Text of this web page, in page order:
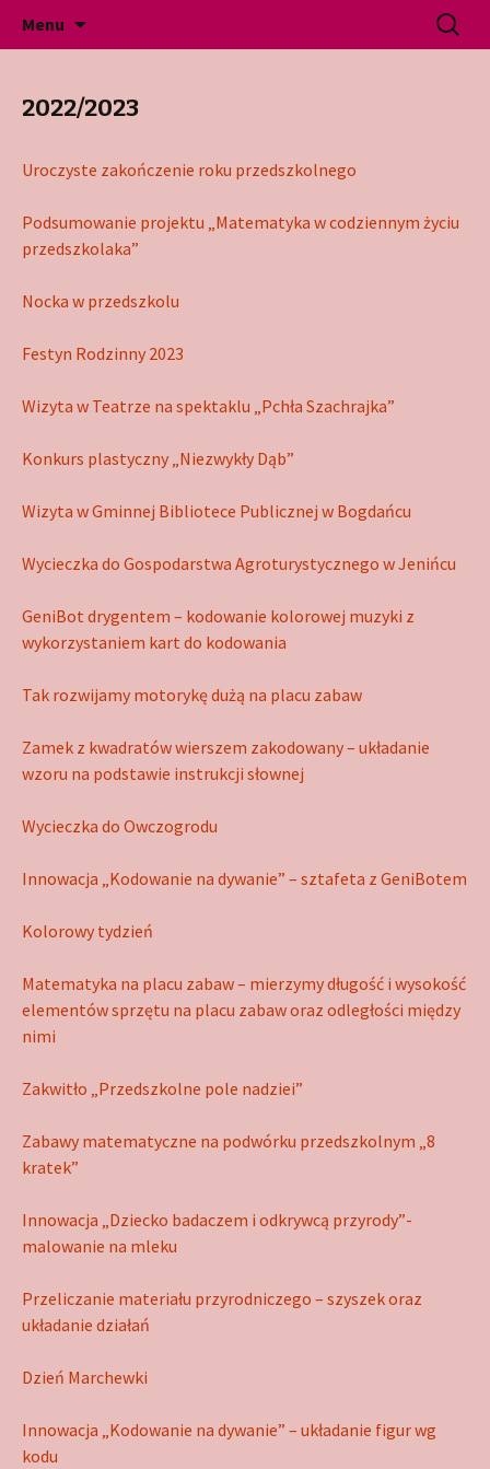
Przedszkole Jenin
Gminne Przedszkole Publiczne w Jeninie
Menu Szukaj:
2022/2023
Uroczyste zakończenie roku przedszkolnego
Podsumowanie projektu „Matematyka w codziennym życiu
przedszkolaka”
Nocka w przedszkolu
Festyn Rodzinny 2023
Wizyta w Teatrze na spektaklu „Pchła Szachrajka”
Konkurs plastyczny „Niezwykły Dąb”
Wizyta w Gminnej Bibliotece Publicznej w Bogdańcu
Wycieczka do Gospodarstwa Agroturystycznego w Jenińcu
GeniBot drygentem – kodowanie kolorowej muzyki z
wykorzystaniem kart do kodowania
Tak rozwijamy motorykę dużą na placu zabaw
Zamek z kwadratów wierszem zakodowany – układanie
wzoru na podstawie instrukcji słownej
Wycieczka do Owczogrodu
Innowacja „Kodowanie na dywanie” – sztafeta z GeniBotem
Kolorowy tydzień
Matematyka na placu zabaw – mierzymy długość i wysokość
elementów sprzętu na placu zabaw oraz odległości między
nimi
Zakwitło „Przedszkolne pole nadziei”
Zabawy matematyczne na podwórku przedszkolnym „8
kratek”
Innowacja „Dziecko badaczem i odkrywcą przyrody”-
malowanie na mleku
Przeliczanie materiału przyrodniczego – szyszek oraz
układanie działań
Dzień Marchewki
Innowacja „Kodowanie na dywanie” – układanie figur wg
kodu